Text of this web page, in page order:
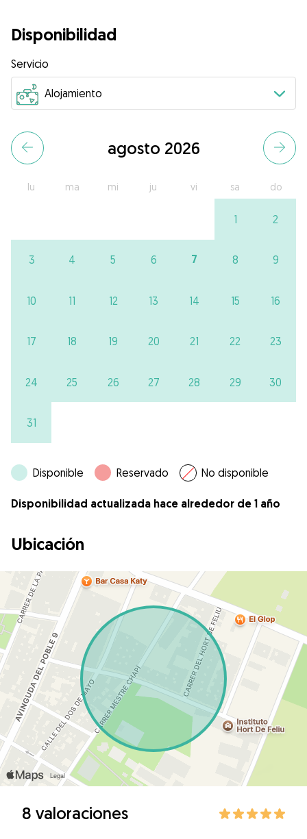
Disponibilidad
Servicio
agosto 2026
lu ma mi ju vi sa do
1 2
3 4 5 6 7 8 9
10 11 12 13 14 15 16
17 18 19 20 21 22 23
24 25 26 27 28 29 30
31
Disponible Reservado No disponible
Disponibilidad actualizada hace alrededor de 1 año
Ubicación
8 valoraciones